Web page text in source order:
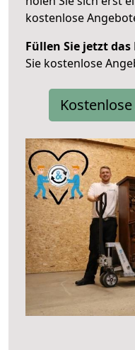
kostenlose
Füllen Sie jetzt
Sie kostenlose